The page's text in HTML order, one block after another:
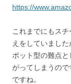
https://
これまでにもス
えをしていまし
ポット型の難点
がってしまうの
ですね。